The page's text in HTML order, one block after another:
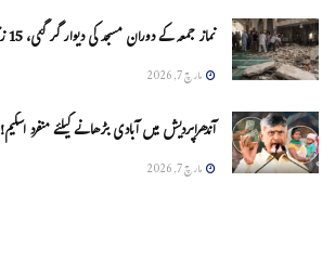
نماز جمعہ کے دوران مسجد کی دیوار گر گئی، 15 زخمی
مارچ 7, 2026
آندھراپردیش میں آبادی بڑھانے کیلئے منفرد اسکیم!
مارچ 7, 2026